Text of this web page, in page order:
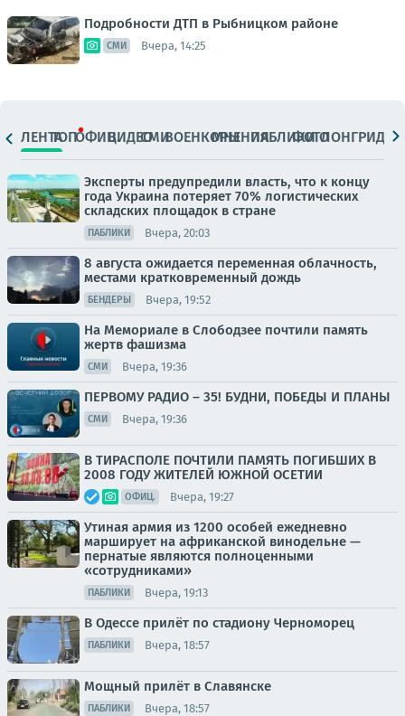
Подробности ДТП в Рыбницком районе
СМИ Вчера, 14:25
ЛЕНТАТОПОФИЦ.ВИДЕОСМИВОЕНКОРЫМНЕНИЯПАБЛИКИ
ФОТОЛОНГРИДЫ
Эксперты предупредили власть, что к концу
года Украина потеряет 70% логистических
складских площадок в стране
ПАБЛИКИ Вчера, 20:03
8 августа ожидается переменная облачность,
местами кратковременный дождь
БЕНДЕРЫ Вчера, 19:52
На Мемориале в Слободзее почтили память
жертв фашизма
СМИ Вчера, 19:36
ПЕРВОМУ РАДИО – 35! БУДНИ, ПОБЕДЫ И ПЛАНЫ
СМИ Вчера, 19:36
В ТИРАСПОЛЕ ПОЧТИЛИ ПАМЯТЬ ПОГИБШИХ В
2008 ГОДУ ЖИТЕЛЕЙ ЮЖНОЙ ОСЕТИИ
ОФИЦ. Вчера, 19:27
Утиная армия из 1200 особей ежедневно
марширует на африканской винодельне —
пернатые являются полноценными
«сотрудниками»
ПАБЛИКИ Вчера, 19:13
В Одессе прилёт по стадиону Черноморец
ПАБЛИКИ Вчера, 18:57
Мощный прилёт в Славянске
ПАБЛИКИ Вчера, 18:57